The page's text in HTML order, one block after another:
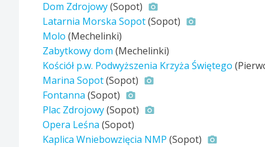
Dom Zdrojowy(Sopot)
Latarnia Morska Sopot(Sopot)
Molo (Mechelinki)
Zabytkowy dom (Mechelinki)
Kościół p.w. Podwyższenia Krzyża Świętego
Marina Sopot(Sopot)
Fontanna (Sopot)
Plac Zdrojowy(Sopot)
Opera Leśna (Sopot)
Kaplica Wniebowzięcia NMP (Sopot)